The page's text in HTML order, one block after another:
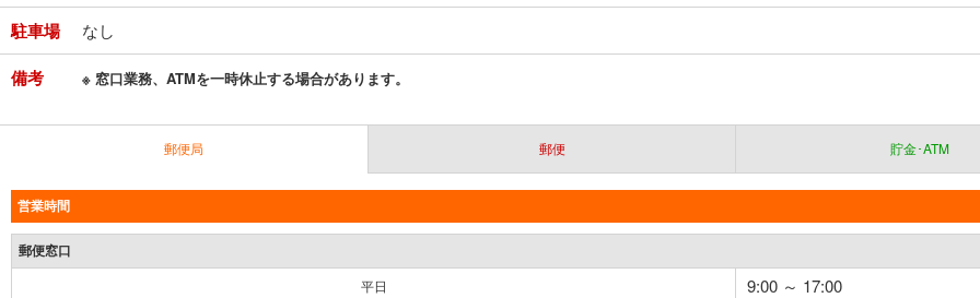
駐車場 なし
備考 ※ 窓口業務、ATMを一時休止する場合があります。
郵便局 郵便 貯金･ATM
営業時間
郵便窓口
平日 9:00 ～ 17:00